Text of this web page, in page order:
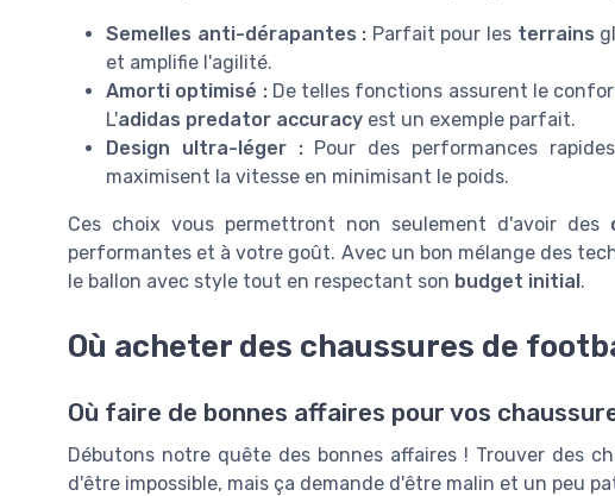
Semelles anti-dérapantes : Parfait pour les terrains
et amplifie l'agilité.
Amorti optimisé :De telles fonctions assurent le
L'adidas predator accuracy est un exemple parfait.
Design ultra-léger :Pour des performances
maximisent la vitesse en minimisant le poids.
Ces choix vous permettront non seulement d'avoir des
performantes et à votre goût. Avec un bon mélange des
le ballon avec style tout en respectant son budget initial .
Où acheter des chaussures de
Où faire de bonnes affaires pour vos
Débutons notre quête des bonnes affaires ! Trouver des
d'être impossible, mais ça demande d'être malin et un peu